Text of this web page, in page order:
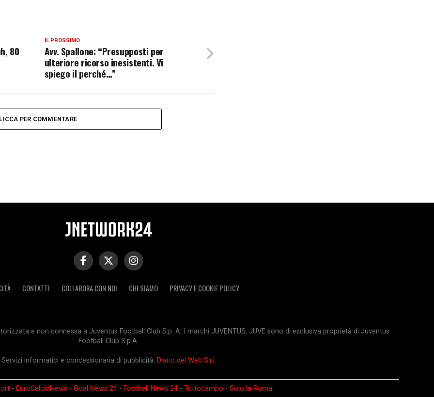
IL PROSSIMO
Avv. Spallone: “Presupposti per
ulteriore ricorso inesistenti. Vi
spiego il perché…”
80
PER COMMENTARE
CONTATTI COLLABORA CON NOI CHI SIAMO PRIVACY E COOKIE POLICY
e non connessa a Juventus Football Club S.p. A. I marchi JUVENTUS, JUVE sono di esclusiva proprietà di Juventus
Football Club S.p.A.
Servizi informatici e concessionaria di pubblicità: Diario del Web S.r.l.
- EuroCalcioNews - Goal News 24 - Football News 24 - Tuttocampo - Solo la Roma